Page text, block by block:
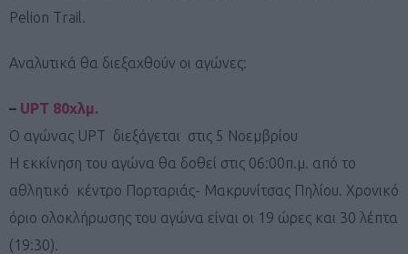
Pelion Trail.
Αναλυτικά θα διεξαχθούν οι αγώνες:
– UPT 80χλμ.
Ο αγώνας UPT διεξάγεται στις 5 Νοεμβρίου
Η εκκίνηση του αγώνα θα δοθεί στις 06:00π.μ. από το
αθλητικό κέντρο Πορταριάς- Μακρυνίτσας Πηλίου. Χρονικό
όριο ολοκλήρωσης του αγώνα είναι οι 19 ώρες και 30 λέπτα
(19:30).